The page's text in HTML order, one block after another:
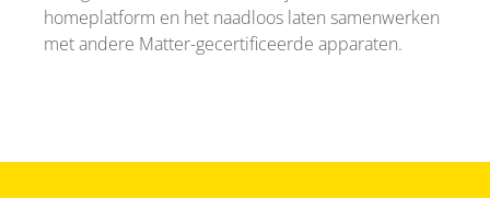
homeplatform en het naadloos laten samenwerken
met andere Matter-gecertificeerde apparaten.